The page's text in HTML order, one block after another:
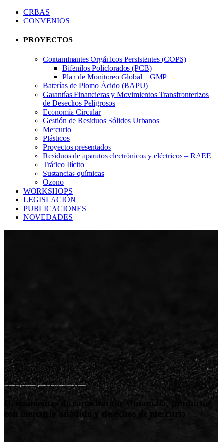
CRBAS
CONVENIOS
PROYECTOS
Contaminantes Orgánicos Persistentes (COPS)
Bifenilos Policlorados (PCB)
Plan de Monitoreo Global – GMP
Baterías de Plomo Ácido (BAPU)
Garantías Financieras y Movimientos Transfronterizos
de Desechos Peligrosos
Economía Circular
Gestión de Residuos Sólidos Urbanos
Mercurio
Plásticos
Proyectos presentados
Residuos de aparatos electrónicos y eléctricos – RAEE
Tráfico Ilícito
Sustancias químicas
Ozono
WORKSHOPS
LEGISLACIÓN
PUBLICACIONES
NOVEDADES
Herramientas de capacitación Minamata, productos con mercurio añadido y desechos de mercurio
Herramientas de capacitación Minamata, productos
con mercurio añadido y desechos de mercurio